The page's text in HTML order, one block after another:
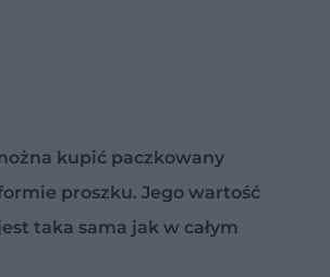
kupić paczkowany
proszku. Jego wartość
taka sama jak w całym